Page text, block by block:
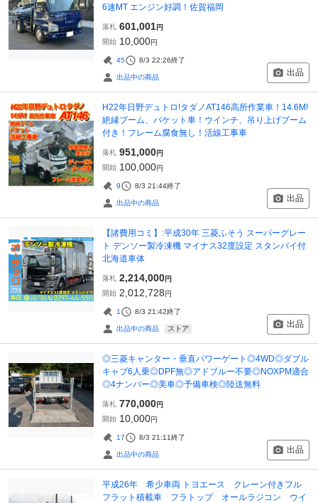
6速MT エンジン好調！佐賀福岡
落札 601,001円
開始 10,000円
45 8/3 22:26終了
出品中の商品 出品
H22年日野デュトロ!タダノAT146高所作業車！14.6M!
絶縁ブーム、バケット車！ウインチ、吊り上げブーム
付き！フレーム腐食無し！活線工事車
落札 951,000円
開始 100,000円
9 8/3 21:44終了
出品中の商品 出品
【諸費用コミ】:平成30年 三菱ふそう スーパーグレー
ト デンソー製冷凍機 マイナス32度設定 スタンバイ付
北海道車体
落札 2,214,000円
開始 2,012,728円
1 8/3 21:42終了
出品中の商品 ストア 出品
◎三菱キャンター・垂直パワーゲート◎4WD◎ダブル
キャブ6人乗◎DPF無◎アドブルー不要◎NOXPM適合
◎4ナンバー◎美車◎予備車検◎陸送無料
落札 770,000円
開始 10,000円
17 8/3 21:11終了
出品中の商品 出品
平成26年 希少車両 トヨエース クレーン付きフル
フラット積載車 フラトップ オールラジコン ウイ